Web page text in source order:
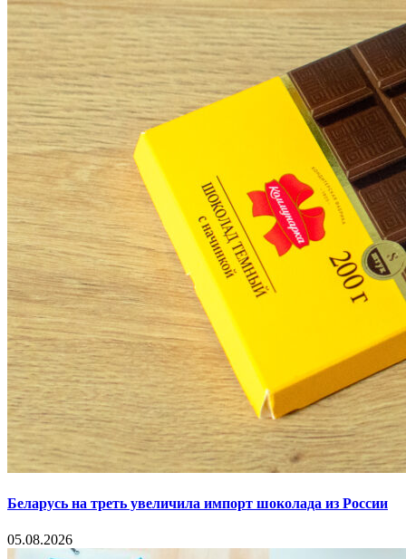
Беларусь на треть увеличила импорт шоколада из России
05.08.2026